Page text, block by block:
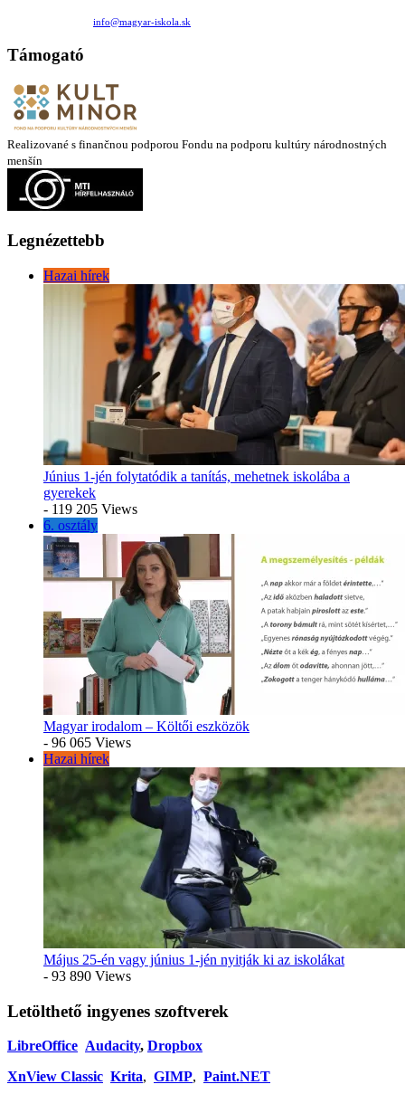
info@magyar-iskola.sk
Támogató
Realizované s finančnou podporou Fondu na podporu kultúry národnostných
menšín
Legnézettebb
Hazai hírek
Június 1-jén folytatódik a tanítás, mehetnek iskolába a
gyerekek
- 119 205 Views
6. osztály
Magyar irodalom – Költői eszközök
- 96 065 Views
Hazai hírek
Május 25-én vagy június 1-jén nyitják ki az iskolákat
- 93 890 Views
Letölthető ingyenes szoftverek
LibreOffice Audacity, Dropbox
XnView Classic Krita, GIMP, Paint.NET